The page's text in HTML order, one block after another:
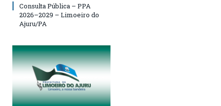
Consulta Pública – PPA
2026–2029 – Limoeiro do
Ajuru/PA